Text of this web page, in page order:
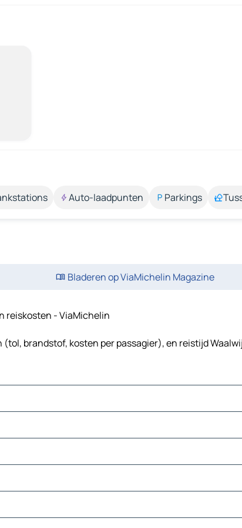
Auto-laadpunten Parkings
Bladeren op ViaMichelin Magazine
reiskosten - ViaMichelin
brandstof, kosten per passagier), en reistijd